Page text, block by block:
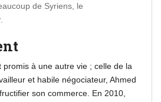
de Syriens, le
promis à une autre vie ; celle de la
et habile négociateur, Ahmed
son commerce. En 2010,